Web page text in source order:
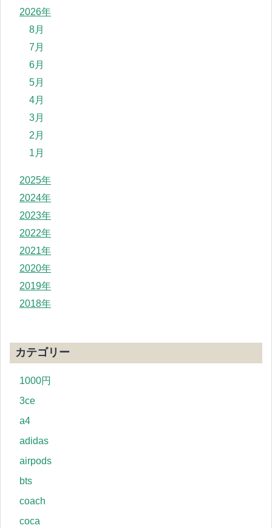
2026年
8月
7月
6月
5月
4月
3月
2月
1月
2025年
2024年
2023年
2022年
2021年
2020年
2019年
2018年
カテゴリー
1000円
3ce
a4
adidas
airpods
bts
coach
coca